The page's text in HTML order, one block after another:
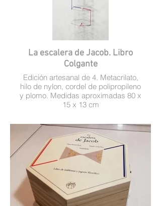
La escalera de Jacob. Libro
Colgante
Edición artesanal de 4. Metacrilato,
hilo de nylon, cordel de polipropileno
y plomo. Medidas aproximadas 80 x
15 x 13 cm